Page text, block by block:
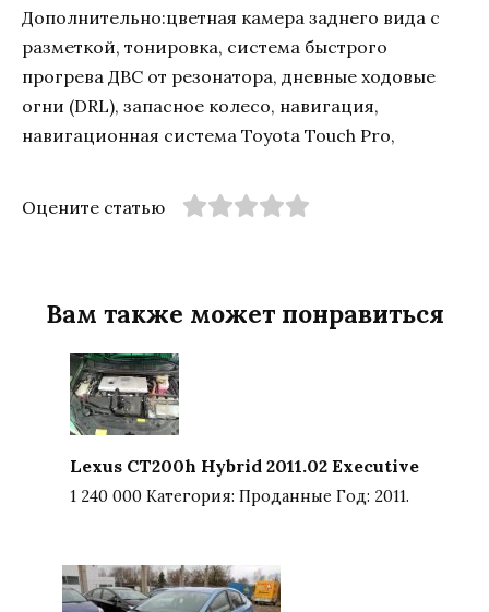
Дополнительно:цветная камера заднего вида с
разметкой, тонировка, система быстрого
прогрева ДВС от резонатора, дневные ходовые
огни (DRL), запасное колесо, навигация,
навигационная система Toyota Touch Pro,
Оцените статью
Вам также может понравиться
Lexus CT200h Hybrid 2011.02 Executive
1 240 000 Категория: Проданные Год: 2011.